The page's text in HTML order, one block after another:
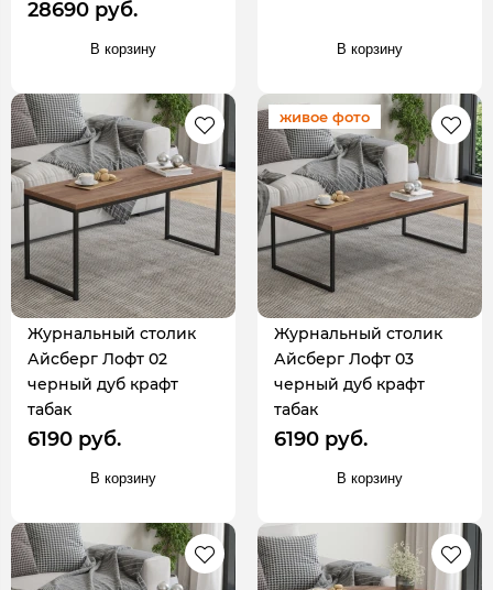
28690 руб.
В корзину В корзину
Журнальный столик
Айсберг Лофт 02
черный дуб крафт
табак
6190 руб.
В корзину
живое фото
Журнальный столик
Айсберг Лофт 03
черный дуб крафт
табак
6190 руб.
В корзину